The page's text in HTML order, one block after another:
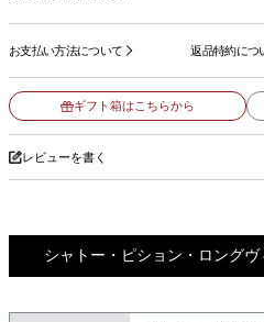
お支払い方法について 返品特約につ
ギフト箱はこちらから
レビューを書く
シャトー・ピション・ロング